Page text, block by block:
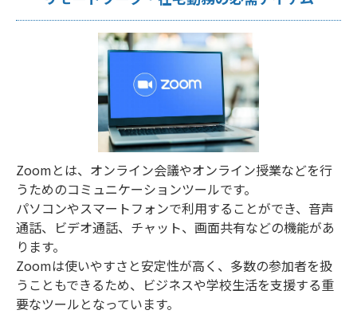
Zoomとは、オンライン会議やオンライン授業などを行
うためのコミュニケーションツールです。
パソコンやスマートフォンで利用することができ、音声
通話、ビデオ通話、チャット、画面共有などの機能があ
ります。
Zoomは使いやすさと安定性が高く、多数の参加者を扱
うこともできるため、ビジネスや学校生活を支援する重
要なツールとなっています。